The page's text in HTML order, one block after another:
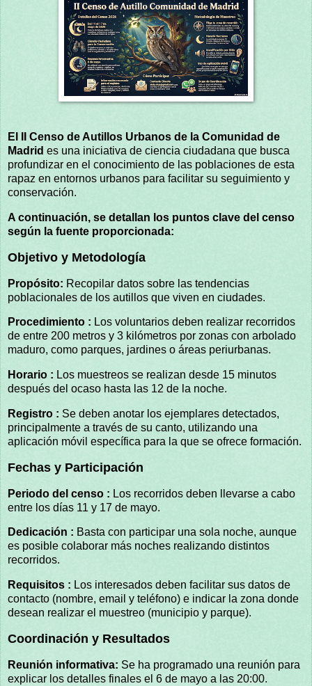
El II Censo de Autillos Urbanos de la Comunidad de
Madrid es una iniciativa de ciencia ciudadana que busca
profundizar en el conocimiento de las poblaciones de esta
rapaz en entornos urbanos para facilitar su seguimiento y
conservación.
A continuación, se detallan los puntos clave del censo
según la fuente proporcionada:
Objetivo y Metodología
Propósito: Recopilar datos sobre las tendencias
poblacionales de los autillos que viven en ciudades.
Procedimiento : Los voluntarios deben realizar recorridos
de entre 200 metros y 3 kilómetros por zonas con arbolado
maduro, como parques, jardines o áreas periurbanas.
Horario : Los muestreos se realizan desde 15 minutos
después del ocaso hasta las 12 de la noche.
Registro : Se deben anotar los ejemplares detectados,
principalmente a través de su canto, utilizando una
aplicación móvil específica para la que se ofrece formación.
Fechas y Participación
Periodo del censo : Los recorridos deben llevarse a cabo
entre los días 11 y 17 de mayo.
Dedicación : Basta con participar una sola noche, aunque
es posible colaborar más noches realizando distintos
recorridos.
Requisitos : Los interesados deben facilitar sus datos de
contacto (nombre, email y teléfono) e indicar la zona donde
desean realizar el muestreo (municipio y parque).
Coordinación y Resultados
Reunión informativa: Se ha programado una reunión para
explicar los detalles finales el 6 de mayo a las 20:00.